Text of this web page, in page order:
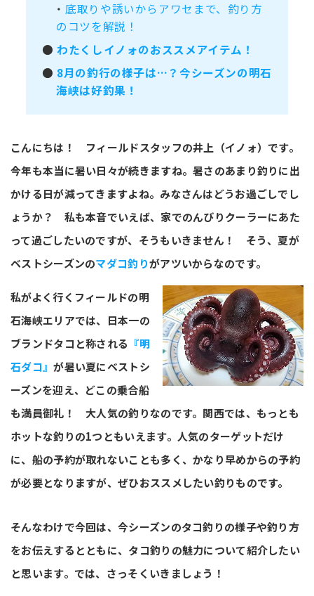
・底取りや誘いからアワセまで、釣り方
のコツを解説！
●わたくしイノォのおススメアイテム！
● 8月の釣行の様子は…？今シーズンの明石
海峡は好釣果！
こんにちは！ フィールドスタッフの井上（イノォ）です。
今年も本当に暑い日々が続きますね。暑さのあまり釣りに出
かける日が減ってきますよね。みなさんはどうお過ごしでし
ょうか？ 私も本音でいえば、家でのんびりクーラーにあた
って過ごしたいのですが、そうもいきません！ そう、夏が
ベストシーズンのマダコ釣りがアツいからなのです。
私がよく行くフィールドの明
石海峡エリアでは、日本一の
ブランドタコと称される 『明
石ダコ』が暑い夏にベストシ
ーズンを迎え、どこの乗合船
も満員御礼！ 大人気の釣りなのです。関西では、もっとも
ホットな釣りの1つともいえます。人気のターゲットだけ
に、船の予約が取れないことも多く、かなり早めからの予約
が必要となりますが、ぜひおススメしたい釣りものです。
そんなわけで今回は、今シーズンのタコ釣りの様子や釣り方
をお伝えするとともに、タコ釣りの魅力について紹介したい
と思います。では、さっそくいきましょう！